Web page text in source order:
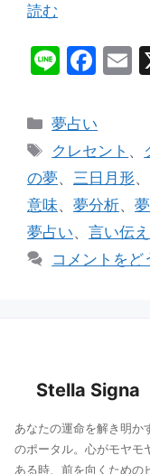
読む
Li
e
F
c
e
b
o
o
k
E
カ
テ
リ
ー
夢占い
タ
グ
クレセント 、
の夢、 三日月形、
意味、 夢分析、
夢占い、 言い伝え
コメントをど
Stella Signa
あなたの運命を解き明か
のポータル。心がモヤモ
ある時、前を向くための